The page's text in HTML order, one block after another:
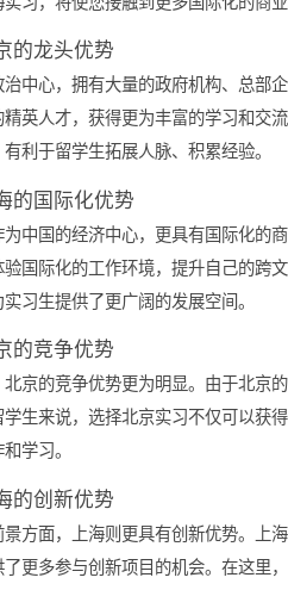
大都市，商业金融枢纽
作为中国的经济中心，吸引了
海实习，将使您接触到更多国
政治中心，拥有大量的政府机
的精英人才，获得更为丰富的
，有利于留学生拓展人脉、积累
海的国际化优势
作为中国的经济中心，更具有
体验国际化的工作环境，提升
为实习生提供了更广阔的发展空
京的竞争优势
，北京的竞争优势更为明显。
留学生来说，选择北京实习不